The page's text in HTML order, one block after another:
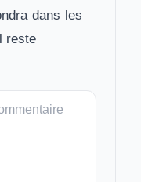
dans les
reste